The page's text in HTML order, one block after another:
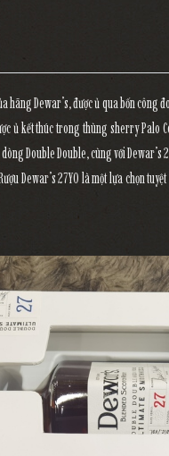
hãng Dewar’s, được ủ qua bốn công
ủ kết thúc trong thùng sherry Palo
Double Double, cùng với Dewar’s
Dewar’s 27YO là một lựa chọn